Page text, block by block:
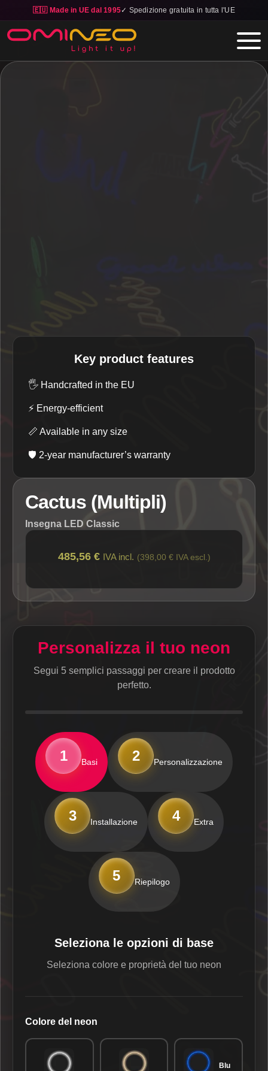
🇪🇺 Made in UE dal 1995✓ Spedizione gratuita in tutta l'UE
Skip to main content
Key product features
🖐️ Handcrafted in the EU
⚡ Energy-efficient
📏 Available in any size
🛡️ 2-year manufacturer’s warranty
Cactus (Multipli)
Insegna LED Classic
485,56 € IVA incl. (398,00 € IVA escl.)
Personalizza il tuo neon
Segui 5 semplici passaggi per creare il prodotto
perfetto.
1 Basi 2 Personalizzazione
3 Installazione 4 Extra
5 Riepilogo
Seleziona le opzioni di base
Seleziona colore e proprietà del tuo neon
Colore del neon
Blu